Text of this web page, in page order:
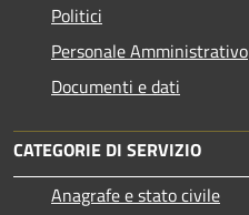
Politici
Personale Amministrativo
Documenti e dati
CATEGORIE DI SERVIZIO
Anagrafe e stato civile